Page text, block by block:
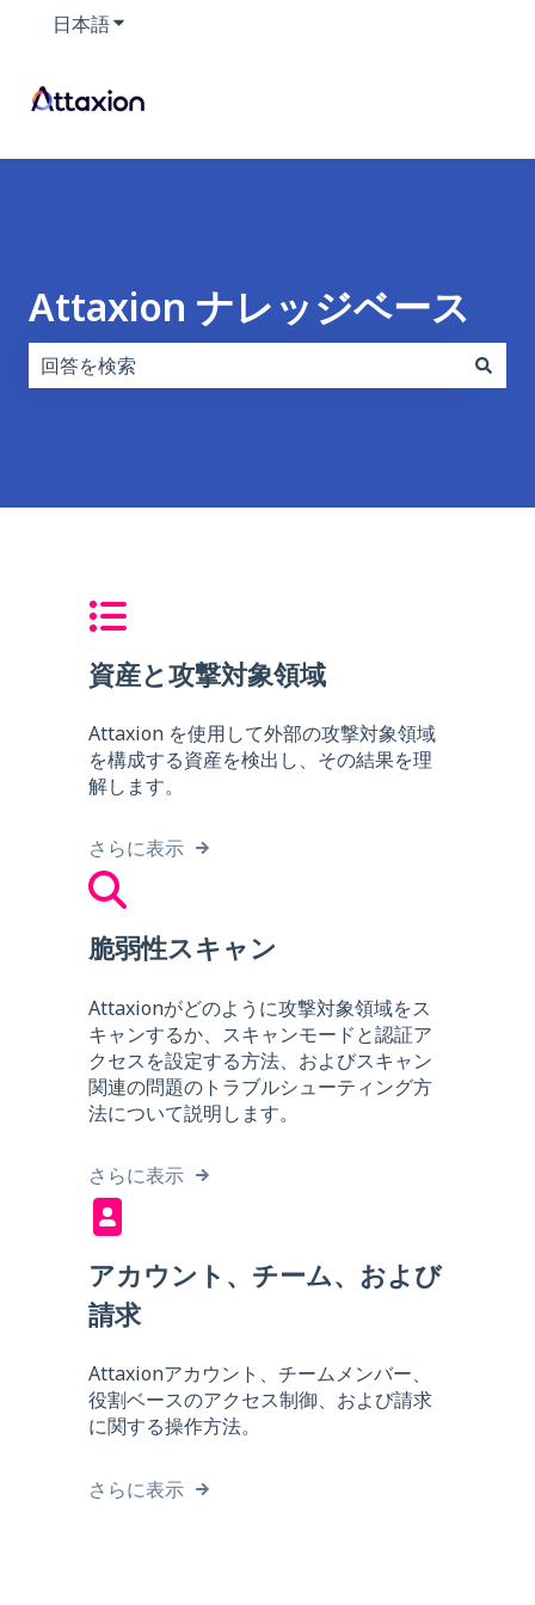
日本語翻訳のサブメニューを表示
Attaxion ナレッジベース
資産と攻撃対象領域
Attaxion を使用して外部の攻撃対象領域
を構成する資産を検出し、その結果を理
解します。
さらに表示
脆弱性スキャン
Attaxionがどのように攻撃対象領域をス
キャンするか、スキャンモードと認証ア
クセスを設定する方法、およびスキャン
関連の問題のトラブルシューティング方
法について説明します。
さらに表示
アカウント、チーム、および
請求
Attaxionアカウント、チームメンバー、
役割ベースのアクセス制御、および請求
に関する操作方法。
さらに表示